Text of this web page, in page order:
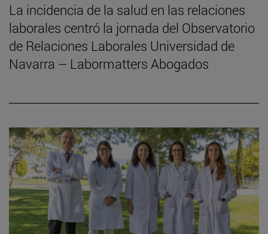
La incidencia de la salud en las relaciones
laborales centró la jornada del Observatorio
de Relaciones Laborales Universidad de
Navarra – Labormatters Abogados